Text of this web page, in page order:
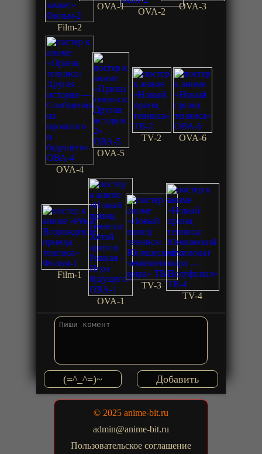
Film-2
OVA-1
OVA-2
OVA-3
OVA-4
OVA-5
TV-2 OVA-6
Film-1
OVA-1
TV-3
TV-4
(=^_^=)~
© 2025 anime-bit.ru
admin@anime-bit.ru
Пользовательское соглашение